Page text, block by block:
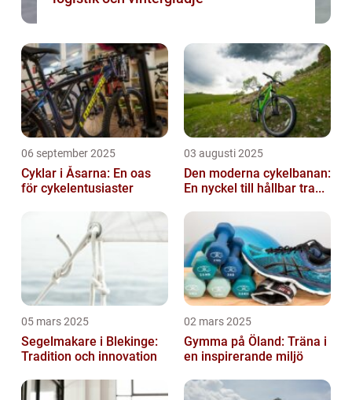
06 september 2025
Cyklar i Åsarna: En oas
för cykelentusiaster
03 augusti 2025
Den moderna cykelbanan:
En nyckel till hållbar tra...
05 mars 2025
Segelmakare i Blekinge:
Tradition och innovation
02 mars 2025
Gymma på Öland: Träna i
en inspirerande miljö